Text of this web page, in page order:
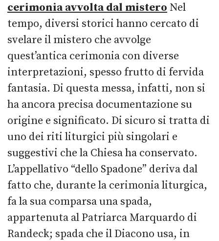
cerimonia avvolta dal mistero Nel
tempo, diversi storici hanno cercato di
svelare il mistero che avvolge
quest’antica cerimonia con diverse
interpretazioni, spesso frutto di fervida
fantasia. Di questa messa, infatti, non si
ha ancora precisa documentazione su
origine e significato. Di sicuro si tratta di
uno dei riti liturgici più singolari e
suggestivi che la Chiesa ha conservato.
L’appellativo “dello Spadone” deriva dal
fatto che, durante la cerimonia liturgica,
fa la sua comparsa una spada,
appartenuta al Patriarca Marquardo di
Randeck; spada che il Diacono usa, in